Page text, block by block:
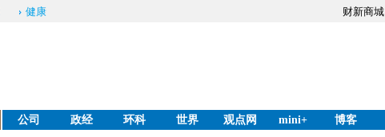
财新商城
健康
公司 政经 环科 世界 观点网 mini+ 博客